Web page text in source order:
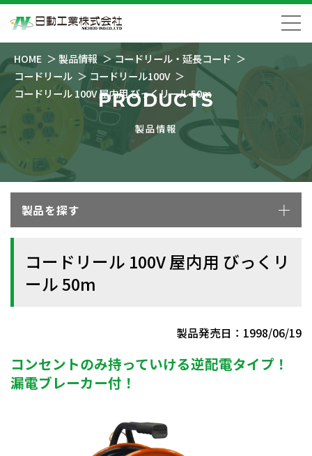
HOME 製品情報
コードリール・延長コード
コードリール
コードリール100V
コードリール 100V 屋内用 びっくリール 50m
PRODUCTS
製品情報
製品を探す
コードリール 100V 屋内用 びっくリ
ール 50m
製品発売日：1998/06/19
コンセントのみ持っていける逆配電タイプ！
漏電ブレーカー付！